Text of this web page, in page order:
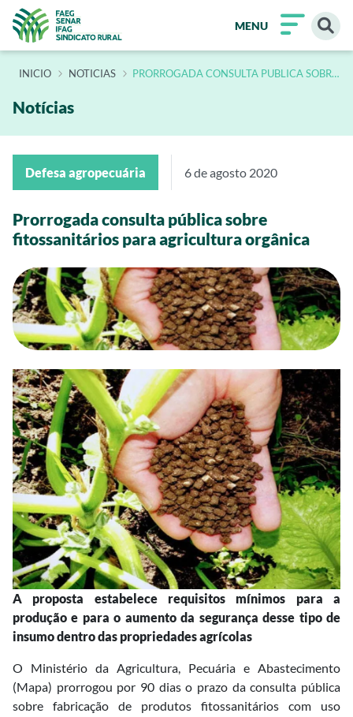
MENU
INÍCIO NOTICIAS PRORROGADA CONSULTA PUBLICA SOBRE
Notícias
Defesa agropecuária 6 de agosto 2020
Prorrogada consulta pública sobre
fitossanitários para agricultura orgânica
A proposta estabelece requisitos mínimos para a
produção e para o aumento da segurança desse tipo de
insumo dentro das propriedades agrícolas
O Ministério da Agricultura, Pecuária e Abastecimento
(Mapa) prorrogou por 90 dias o prazo da consulta pública
sobre fabricação de produtos fitossanitários com uso